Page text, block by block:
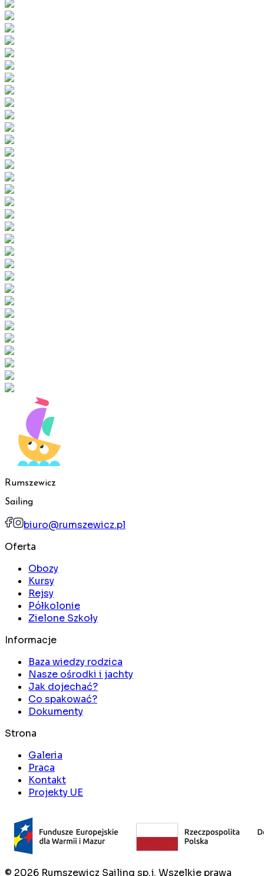
Rumszewicz
Sailing
biuro@rumszewicz.pl
Oferta
Obozy
Kursy
Rejsy
Półkolonie
Zielone Szkoły
Informacje
Baza wiedzy rodzica
Nasze ośrodki i jachty
Jak dojechać?
Co spakować?
Dokumenty
Strona
Galeria
Praca
Kontakt
Projekty UE
© 2026 Rumszewicz Sailing sp.j. Wszelkie prawa